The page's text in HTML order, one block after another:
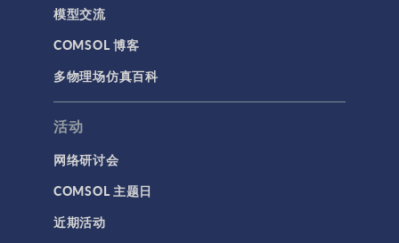
模型交流
COMSOL 博客
多物理场仿真百科
活动
网络研讨会
COMSOL 主题日
近期活动